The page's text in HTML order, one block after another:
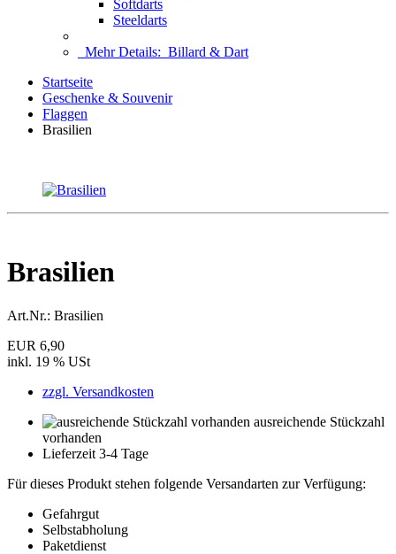
Softdarts
Steeldarts
Mehr Details: Billard & Dart
Startseite
Geschenke & Souvenir
Flaggen
Brasilien
Brasilien
Art.Nr.: Brasilien
EUR 6,90
inkl. 19 % USt
zzgl. Versandkosten
ausreichende Stückzahl
vorhanden
Lieferzeit 3-4 Tage
Für dieses Produkt stehen folgende Versandarten zur Verfügung:
Gefahrgut
Selbstabholung
Paketdienst